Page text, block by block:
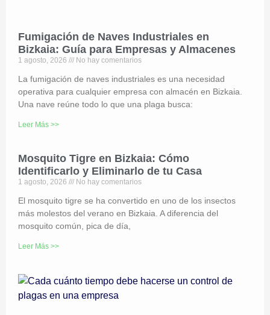
Fumigación de Naves Industriales en
Bizkaia: Guía para Empresas y Almacenes
1 agosto, 2026 No hay comentarios
La fumigación de naves industriales es una necesidad
operativa para cualquier empresa con almacén en Bizkaia.
Una nave reúne todo lo que una plaga busca:
Leer Más >>
Mosquito Tigre en Bizkaia: Cómo
Identificarlo y Eliminarlo de tu Casa
1 agosto, 2026 No hay comentarios
El mosquito tigre se ha convertido en uno de los insectos
más molestos del verano en Bizkaia. A diferencia del
mosquito común, pica de día,
Leer Más >>